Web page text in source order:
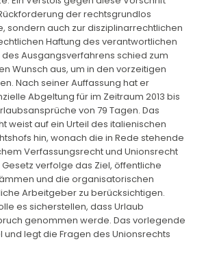
der rechtsgrundlos
sondern auch zur disziplinarrechtlichen
Haftung des verantwortlichen
des Ausgangsverfahrens schied zum
Wunsch aus, um in den vorzeitigen
Nach seiner Auffassung hat er
Abgeltung für im Zeitraum 2013 bis
von 79 Tagen. Das
weist auf ein Urteil des italienischen
hin, wonach die in Rede stehende
Verfassungsrecht und Unionsrecht
verfolge das Ziel, öffentliche
und die organisatorischen
Arbeitgeber zu berücksichtigen.
es sicherstellen, dass Urlaub
genommen werde. Das vorlegende
und legt die Fragen des Unionsrechts